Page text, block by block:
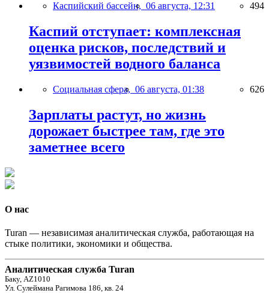
Каспийский бассейн, 06 августа, 12:31 494
Каспий отступает: комплексная
оценка рисков, последствий и
уязвимостей водного баланса
Социальная сфера, 06 августа, 01:38 626
Зарплаты растут, но жизнь
дорожает быстрее там, где это
заметнее всего
О нас
Turan — независимая аналитическая служба, работающая на
стыке политики, экономики и общества.
Аналитическая служба Turan
Баку, AZ1010
Ул. Сулеймана Рагимова 186, кв. 24